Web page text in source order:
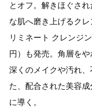
とオフ。解きほぐさ
な肌へ磨き上げるク
リミネート クレンジ
円）も発売。角層を
深くのメイクや汚れ
た、配合された美容
に導く。